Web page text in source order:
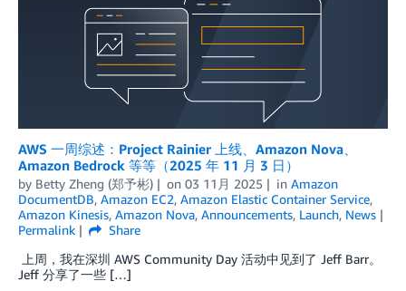
AWS 一周综述：Project Rainier 上线、Amazon Nova、
Amazon Bedrock 等等（2025 年 11 月 3 日）
by Betty Zheng (郑予彬) on 03 11月 2025 in Amazon
DocumentDB, Amazon EC2, Amazon Elastic Container Service,
Amazon Kinesis, Amazon Nova, Announcements, Launch, News
Permalink
Share
上周，我在深圳 AWS Community Day 活动中见到了 Jeff Barr。
Jeff 分享了一些 […]